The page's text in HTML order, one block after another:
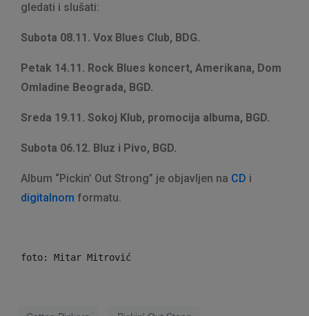
gledati i slušati:
Subota 08.11. Vox Blues Club, BDG.
Petak 14.11. Rock Blues koncert, Amerikana, Dom
Omladine Beograda, BGD.
Sreda 19.11. Sokoj Klub, promocija albuma, BGD.
Subota 06.12. Bluz i Pivo, BGD.
Album “Pickin’ Out Strong” je objavljen na CD i
digitalnom formatu.
foto: Mitar Mitrović